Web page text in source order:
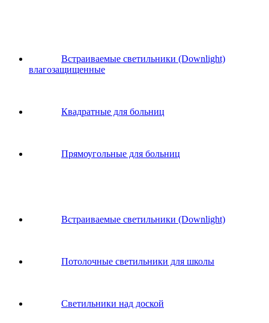
Встраиваемые светильники (Downlight)
влагозащищенные
Квадратные для больниц
Прямоугольные для больниц
Встраиваемые светильники (Downlight)
Потолочные светильники для школы
Светильники над доской